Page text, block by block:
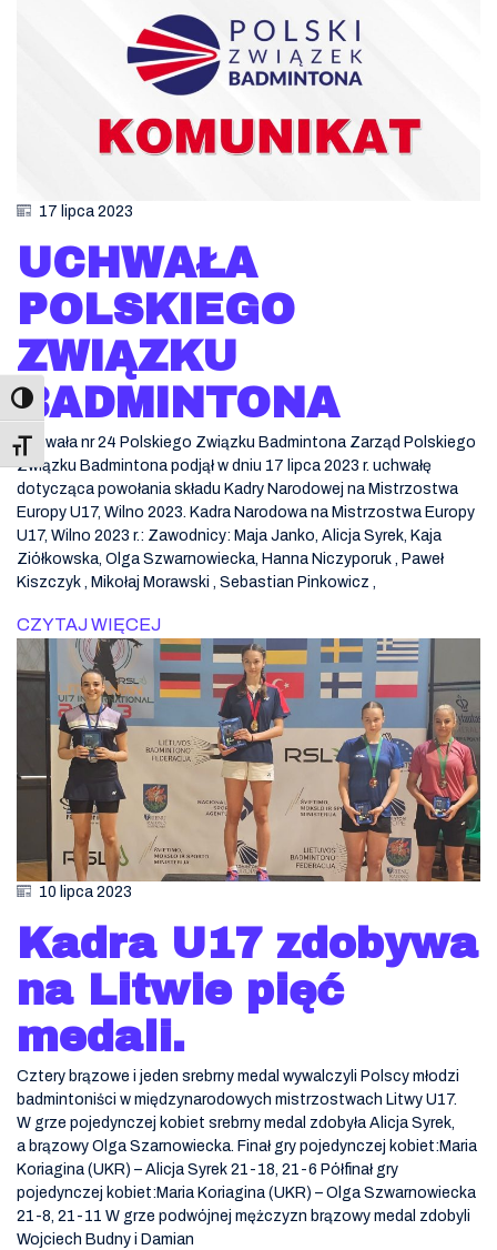
Toggle Font size
17 lipca 2023
UCHWAŁA
POLSKIEGO
ZWIĄZKU
BADMINTONA
Uchwała nr 24 Polskiego Związku Badmintona Zarząd Polskiego
Związku Badmintona podjął w dniu 17 lipca 2023 r. uchwałę
dotycząca powołania składu Kadry Narodowej na Mistrzostwa
Europy U17, Wilno 2023. Kadra Narodowa na Mistrzostwa Europy
U17, Wilno 2023 r.: Zawodnicy: Maja Janko, Alicja Syrek, Kaja
Ziółkowska, Olga Szwarnowiecka, Hanna Niczyporuk , Paweł
Kiszczyk , Mikołaj Morawski , Sebastian Pinkowicz ,
CZYTAJ WIĘCEJ
10 lipca 2023
Kadra U17 zdobywa
na Litwie pięć
medali.
Cztery brązowe i jeden srebrny medal wywalczyli Polscy młodzi
badmintoniści w międzynarodowych mistrzostwach Litwy U17.
W grze pojedynczej kobiet srebrny medal zdobyła Alicja Syrek,
a brązowy Olga Szarnowiecka. Finał gry pojedynczej kobiet:Maria
Koriagina (UKR) – Alicja Syrek 21-18, 21-6 Półfinał gry
pojedynczej kobiet:Maria Koriagina (UKR) – Olga Szwarnowiecka
21-8, 21-11 W grze podwójnej mężczyzn brązowy medal zdobyli
Wojciech Budny i Damian